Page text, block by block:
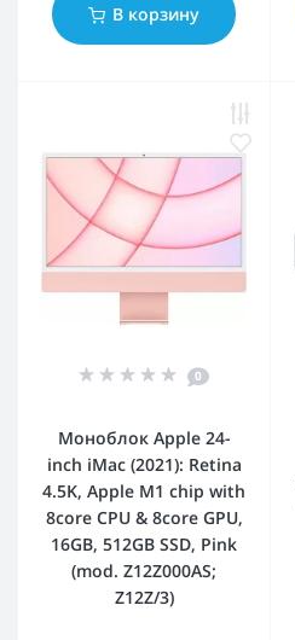
В корзину
0
Моноблок Apple 24-
inch iMac (2021): Retina
4.5K, Apple M1 chip with
8core CPU & 8core GPU,
16GB, 512GB SSD, Pink
(mod. Z12Z000AS;
Z12Z/3)